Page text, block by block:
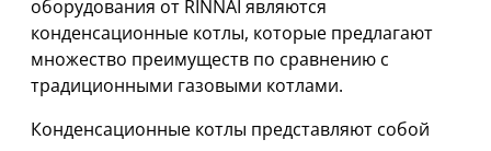
оборудования от RINNAI являются
конденсационные котлы, которые предлагают
множество преимуществ по сравнению с
традиционными газовыми котлами.
Конденсационные котлы представляют собой